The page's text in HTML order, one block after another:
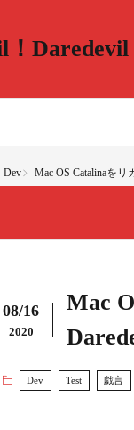
！Daredevil
Dev Mac OS Catalinaを
08/16
2020
Mac
Dev Test 戯言